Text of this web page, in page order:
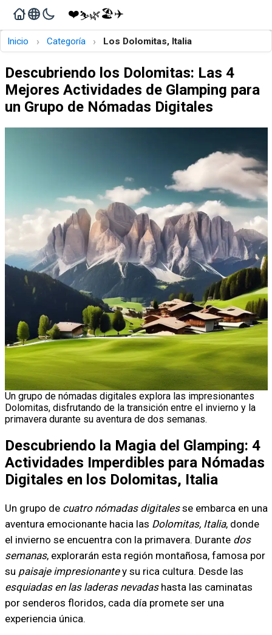
❤️⛷️🌿🏖️✈️
Inicio › Categoría › Los Dolomitas, Italia
Descubriendo los Dolomitas: Las 4
Mejores Actividades de Glamping para
un Grupo de Nómadas Digitales
Un grupo de nómadas digitales explora las impresionantes
Dolomitas, disfrutando de la transición entre el invierno y la
primavera durante su aventura de dos semanas.
Descubriendo la Magia del Glamping: 4
Actividades Imperdibles para Nómadas
Digitales en los Dolomitas, Italia
Un grupo de cuatro nómadas digitalesse embarca en una
aventura emocionante hacia las Dolomitas, Italia, donde
el invierno se encuentra con la primavera. Durante dos
semanas, explorarán esta región montañosa, famosa por
su paisaje impresionantey su rica cultura. Desde las
esquiadas en las laderas nevadashasta las caminatas
por senderos floridos, cada día promete ser una
experiencia única.